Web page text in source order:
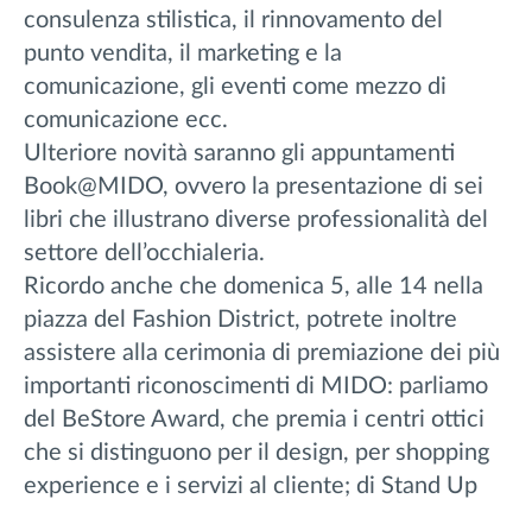
consulenza stilistica, il rinnovamento del
punto vendita, il marketing e la
comunicazione, gli eventi come mezzo di
comunicazione ecc.
Ulteriore novità saranno gli appuntamenti
Book@MIDO, ovvero la presentazione di sei
libri che illustrano diverse professionalità del
settore dell’occhialeria.
Ricordo anche che domenica 5, alle 14 nella
piazza del Fashion District, potrete inoltre
assistere alla cerimonia di premiazione dei più
importanti riconoscimenti di MIDO: parliamo
del BeStore Award, che premia i centri ottici
che si distinguono per il design, per shopping
experience e i servizi al cliente; di Stand Up